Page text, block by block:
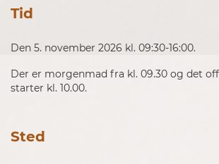
Tid
Den 5. november 2026 kl. 09:30-16:00.
Der er morgenmad fra kl. 09.30 og det
starter kl. 10.00.
Sted